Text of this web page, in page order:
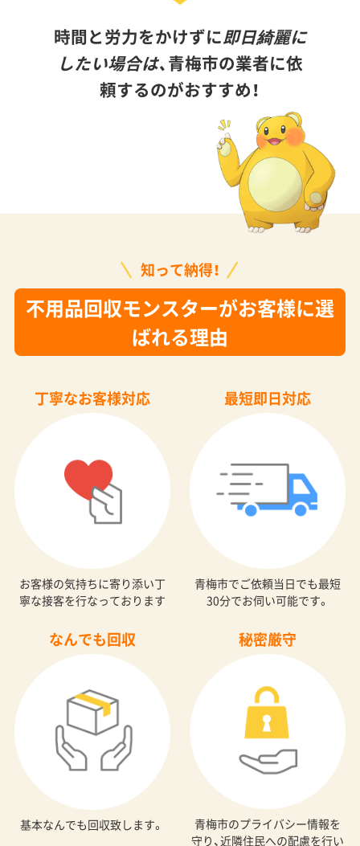
時間と労力をかけずに即日綺麗に
したい場合は、青梅市の業者に依
頼するのがおすすめ！
知って納得！
不用品回収モンスターがお客様に選
ばれる理由
丁寧なお客様対応
お客様の気持ちに寄り添い丁
寧な接客を行なっております
最短即日対応
青梅市でご依頼当日でも最短
30分でお伺い可能です。
なんでも回収
基本なんでも回収致します。
秘密厳守
青梅市のプライバシー情報を
守り、近隣住民への配慮を行い